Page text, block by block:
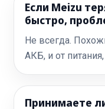
Если Meizu
быстро,
Не всегда.
АКБ, и от питания,
Принимаете